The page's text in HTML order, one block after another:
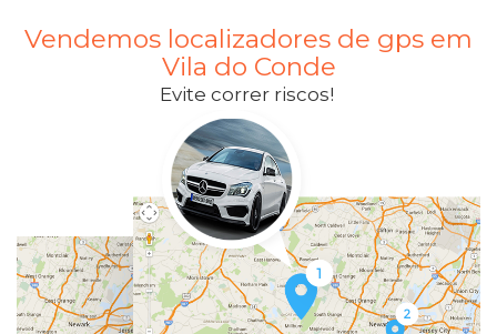
Vendemos localizadores de gps em
Vila do Conde
Evite correr riscos!